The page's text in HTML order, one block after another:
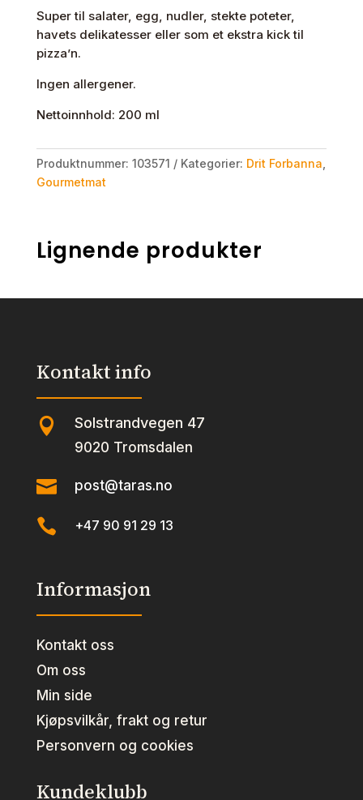
Super til salater, egg, nudler, stekte poteter,
havets delikatesser eller som et ekstra kick til
pizza’n.
Ingen allergener.
Nettoinnhold: 200 ml
Produktnummer: 103571 Kategorier: Drit Forbanna
Gourmetmat
Lignende produkter
Kontakt info
 Solstrandvegen 47
9020 Tromsdalen
 post@taras.no
 +47 90 91 29 13
Informasjon
Kontakt oss
Om oss
Min side
Kjøpsvilkår, frakt og retur
Personvern og cookies
Kundeklubb